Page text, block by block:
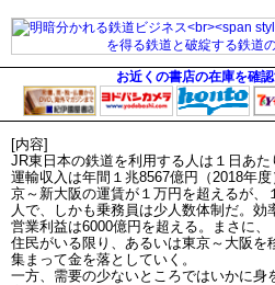
お近くの書店の在庫を確
[内容]
JR東日本の鉄道を利用する人は１日あ
運輸収入は年間１兆8567億円（2018年
京～新大阪の運賃が１万円を超えるが、
人で、しかも乗務員は少人数体制だ。
営業利益は6000億円を超える。まさに
住民がいる限り、あるいは東京～大阪を
集まって金を落としていく。
一方、需要の少ないところではいかに身